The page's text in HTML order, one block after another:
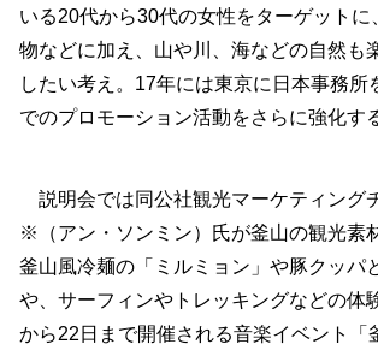
いる20代から30代の女性をターゲットに
物などに加え、山や川、海などの自然も
したい考え。17年には東京に日本事務所
でのプロモーション活動をさらに強化す
説明会では同公社観光マーケティング
※（アン・ソンミン）氏が釜山の観光素
釜山風冷麺の「ミルミョン」や豚クッパ
や、サーフィンやトレッキングなどの体
から22日まで開催される音楽イベント「